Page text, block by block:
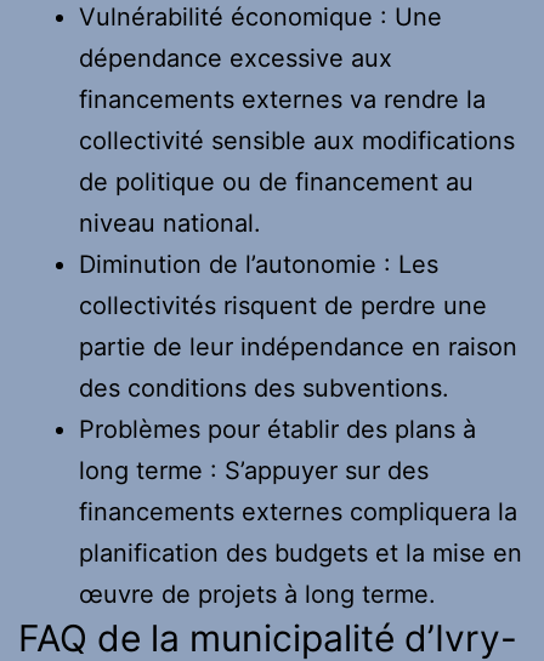
Vulnérabilité économique : Une
dépendance excessive aux
financements externes va rendre la
collectivité sensible aux modifications
de politique ou de financement au
niveau national.
Diminution de l’autonomie : Les
collectivités risquent de perdre une
partie de leur indépendance en raison
des conditions des subventions.
Problèmes pour établir des plans à
long terme : S’appuyer sur des
financements externes compliquera la
planification des budgets et la mise en
œuvre de projets à long terme.
FAQ de la municipalité d’Ivry-